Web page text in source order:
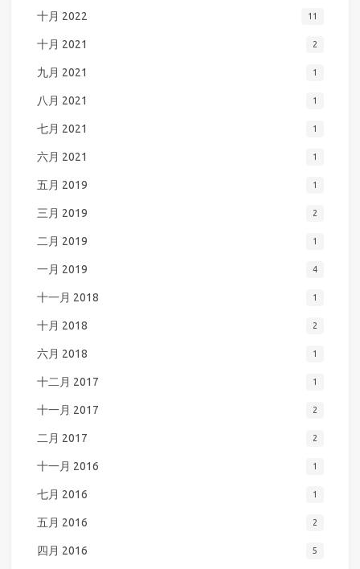
十月 2022 11
十月 2021 2
九月 2021 1
八月 2021 1
七月 2021 1
六月 2021 1
五月 2019 1
三月 2019 2
二月 2019 1
一月 2019 4
十一月 2018 1
十月 2018 2
六月 2018 1
十二月 2017 1
十一月 2017 2
二月 2017 2
十一月 2016 1
七月 2016 1
五月 2016 2
四月 2016 5